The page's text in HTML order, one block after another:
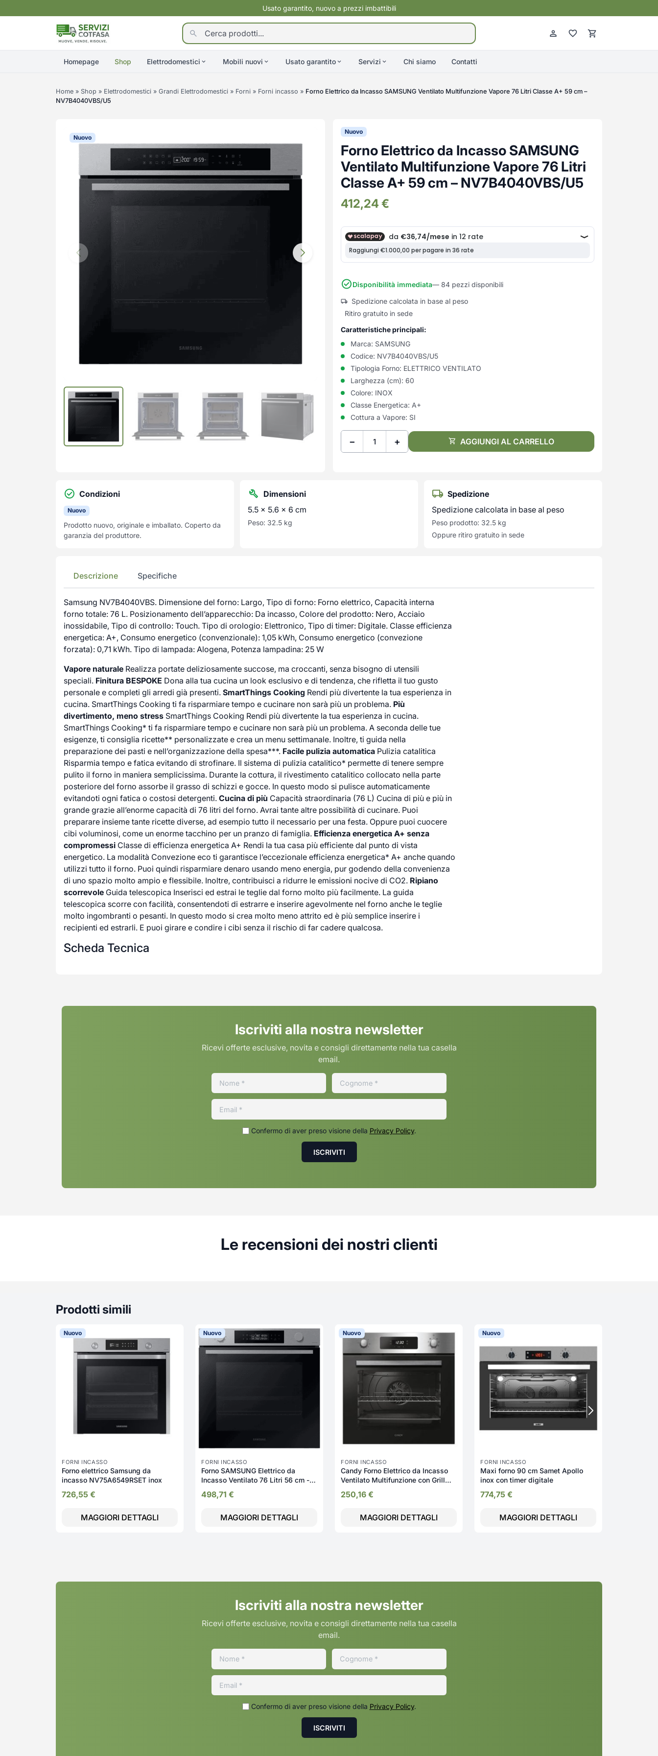
Usato garantito, nuovo a prezzi imbattibili
Homepage Shop Elettrodomestici Mobili nuovi Usato garantito Servizi Chi siamo Contatti
Home » Shop » Elettrodomestici » Grandi Elettrodomestici » Forni » Forni incasso » Forno Elettrico da Incasso SAMSUNG Ventilato Multifunzione Vapore 76 Litri Classe A+ 59 cm –
NV7B4040VBS/U5
Nuovo
Nuovo
Forno Elettrico da Incasso SAMSUNG
Ventilato Multifunzione Vapore 76 Litri
Classe A+ 59 cm – NV7B4040VBS/U5
412,24 €
Disponibilità immediata— 84 pezzi disponibili
Spedizione calcolata in base al peso
Ritiro gratuito in sede
Caratteristiche principali:
Marca: SAMSUNG
Codice: NV7B4040VBS/U5
Tipologia Forno: ELETTRICO VENTILATO
Larghezza (cm): 60
Colore: INOX
Classe Energetica: A+
Cottura a Vapore: SI
− + AGGIUNGI AL CARRELLO
Condizioni
Nuovo
Prodotto nuovo, originale e imballato. Coperto da
garanzia del produttore.
Dimensioni
5.5 × 5.6 × 6 cm
Peso: 32.5 kg
Spedizione
Spedizione calcolata in base al peso
Peso prodotto: 32.5 kg
Oppure ritiro gratuito in sede
Descrizione Specifiche
Samsung NV7B4040VBS. Dimensione del forno: Largo, Tipo di forno: Forno elettrico, Capacità interna
forno totale: 76 L. Posizionamento dell’apparecchio: Da incasso, Colore del prodotto: Nero, Acciaio
inossidabile, Tipo di controllo: Touch. Tipo di orologio: Elettronico, Tipo di timer: Digitale. Classe efficienza
energetica: A+, Consumo energetico (convenzionale): 1,05 kWh, Consumo energetico (convezione
forzata): 0,71 kWh. Tipo di lampada: Alogena, Potenza lampadina: 25 W
Vapore naturale Realizza portate deliziosamente succose, ma croccanti, senza bisogno di utensili
speciali. Finitura BESPOKE Dona alla tua cucina un look esclusivo e di tendenza, che rifletta il tuo gusto
personale e completi gli arredi già presenti. SmartThings Cooking Rendi più divertente la tua esperienza in
cucina. SmartThings Cooking ti fa risparmiare tempo e cucinare non sarà più un problema. Più
divertimento, meno stress SmartThings Cooking Rendi più divertente la tua esperienza in cucina.
SmartThings Cooking* ti fa risparmiare tempo e cucinare non sarà più un problema. A seconda delle tue
esigenze, ti consiglia ricette** personalizzate e crea un menu settimanale. Inoltre, ti guida nella
preparazione dei pasti e nell’organizzazione della spesa***. Facile pulizia automatica Pulizia catalitica
Risparmia tempo e fatica evitando di strofinare. Il sistema di pulizia catalitico* permette di tenere sempre
pulito il forno in maniera semplicissima. Durante la cottura, il rivestimento catalitico collocato nella parte
posteriore del forno assorbe il grasso di schizzi e gocce. In questo modo si pulisce automaticamente
evitandoti ogni fatica o costosi detergenti. Cucina di più Capacità straordinaria (76 L) Cucina di più e più in
grande grazie all’enorme capacità di 76 litri del forno. Avrai tante altre possibilità di cucinare. Puoi
preparare insieme tante ricette diverse, ad esempio tutto il necessario per una festa. Oppure puoi cuocere
cibi voluminosi, come un enorme tacchino per un pranzo di famiglia. Efficienza energetica A+ senza
compromessi Classe di efficienza energetica A+ Rendi la tua casa più efficiente dal punto di vista
energetico. La modalità Convezione eco ti garantisce l’eccezionale efficienza energetica* A+ anche quando
utilizzi tutto il forno. Puoi quindi risparmiare denaro usando meno energia, pur godendo della convenienza
di uno spazio molto ampio e flessibile. Inoltre, contribuisci a ridurre le emissioni nocive di CO2. Ripiano
scorrevole Guida telescopica Inserisci ed estrai le teglie dal forno molto più facilmente. La guida
telescopica scorre con facilità, consentendoti di estrarre e inserire agevolmente nel forno anche le teglie
molto ingombranti o pesanti. In questo modo si crea molto meno attrito ed è più semplice inserire i
recipienti ed estrarli. E puoi girare e condire i cibi senza il rischio di far cadere qualcosa.
Scheda Tecnica
Iscriviti alla nostra newsletter
Ricevi offerte esclusive, novita e consigli direttamente nella tua casella
email.
Confermo di aver preso visione della Privacy Policy.
Le recensioni dei nostri clienti
Prodotti simili
Nuovo
FORNI INCASSO
Forno elettrico Samsung da
incasso NV75A6549RSET inox
726,55 €
MAGGIORI DETTAGLI
Nuovo
FORNI INCASSO
Forno SAMSUNG Elettrico da
Incasso Ventilato 76 Litri 56 cm -
498,71 €
MAGGIORI DETTAGLI
Nuovo
FORNI INCASSO
Candy Forno Elettrico da Incasso
Ventilato Multifunzione con Grill
Classe A+ colore Inox - FMCIDC
250,16 €
MAGGIORI DETTAGLI
Nuovo
FORNI INCASSO
Maxi forno 90 cm Samet Apollo
inox con timer digitale
774,75 €
MAGGIORI DETTAGLI
Iscriviti alla nostra newsletter
Ricevi offerte esclusive, novita e consigli direttamente nella tua casella
email.
Confermo di aver preso visione della Privacy Policy.